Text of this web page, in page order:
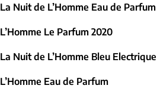
La Nuit de L’Homme Eau de Parfum
L’Homme Le Parfum 2020
La Nuit de L’Homme Bleu Electrique
L’Homme Eau de Parfum